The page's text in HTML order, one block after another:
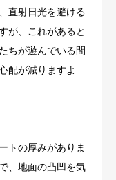
直射日光を避ける
が、これがあると
ちが遊んでいる間
配が減りますよ
トの厚みがありま
、地面の凸凹を気